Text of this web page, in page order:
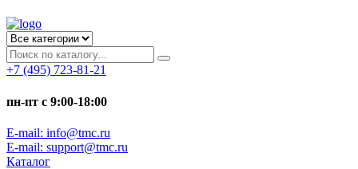
+7 (495) 723-81-21
пн-пт с 9:00-18:00
E-mail: info@tmc.ru
E-mail: support@tmc.ru
Каталог